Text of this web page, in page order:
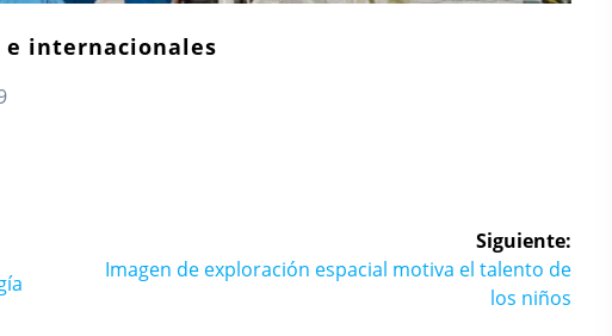
e internacionales
Siguiente:
Siguiente
Imagen de exploración espacial motiva el talento de
los niños